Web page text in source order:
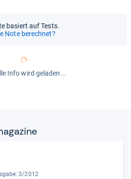
basiert auf Tests.
Note berechnet?
Info wird geladen...
3/2012